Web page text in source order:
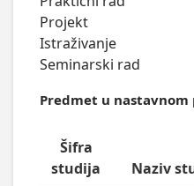
Projekt
Istraživanje
Seminarski rad
Predmet u
Šifra
studija
Naziv